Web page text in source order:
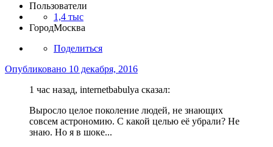
Пользователи
1,4 тыс
ГородМосква
Поделиться
Опубликовано 10 декабря, 2016
1 час назад, internetbabulya сказал:
Выросло целое поколение людей, не знающих
совсем астрономию. С какой целью её убрали? Не
знаю. Но я в шоке...